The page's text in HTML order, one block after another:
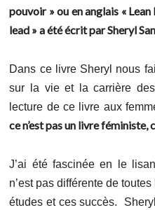
pouvoir » ou en anglais «
lead » a été écrit par Sheryl
Dans ce livre Sheryl nous
sur la vie et la carrière
lecture de ce livre aux
ce n’est pas un livre féministe,
J’ai été fascinée en le
n’est pas différente de
études et ces succès.